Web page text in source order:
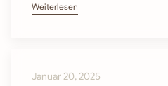
Weiterlesen
Januar 20, 2025